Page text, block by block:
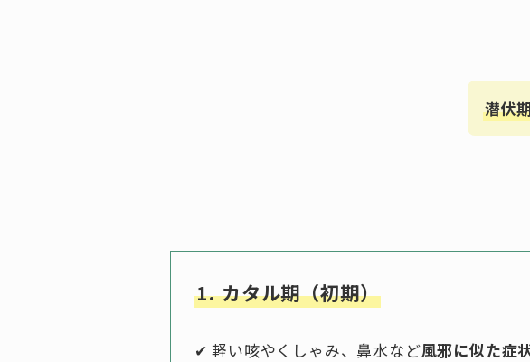
潜伏
1. カタル期（初期）
✔ 軽い咳やくしゃみ、鼻水など風邪に似た症